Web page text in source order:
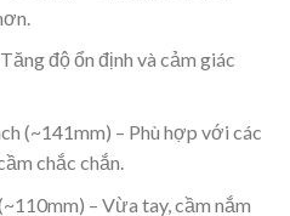
độ ổn định và cảm giác
(~141mm) – Phù hợp với các
chắc chắn.
– Vừa tay, cầm nắm